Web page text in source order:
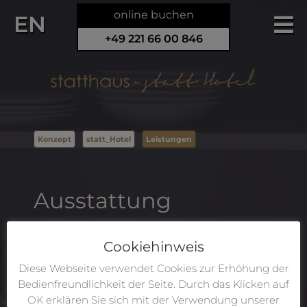
online buchen
+49 221 66 00 846
EN
Konzept statt_Hotel Leistungen
Ausstattung
Wohneinheiten
Treppenhaus
Boden aus geölten Eichendielen
Cookiehinweis
Diese Webseite verwendet Cookies zur Erhöhung der
Bedienfreundlichkeit der Seite. Durch das Klicken auf
OK erklären Sie sich mit der Verwendung unserer